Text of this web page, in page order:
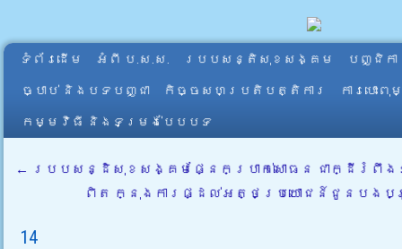
ទំព័រដើម អំពី​ ប.ស.ស. របបសន្តិសុខសង្គម បញ្ជិកា
ច្បាប់ និងបទបញ្ជា កិច្ចសហប្រតិបត្តិការ ការបោះ
កម្មវិធី និងទម្រង់បែបបទ
← របបសន្ដិសុខសង្គមផ្នែកប្រាក់សោធន ជាក្ដីរំពឹង
ពិត ក្នុងការផ្ដល់អត្ថប្រយោជន៍ជូនបង
14